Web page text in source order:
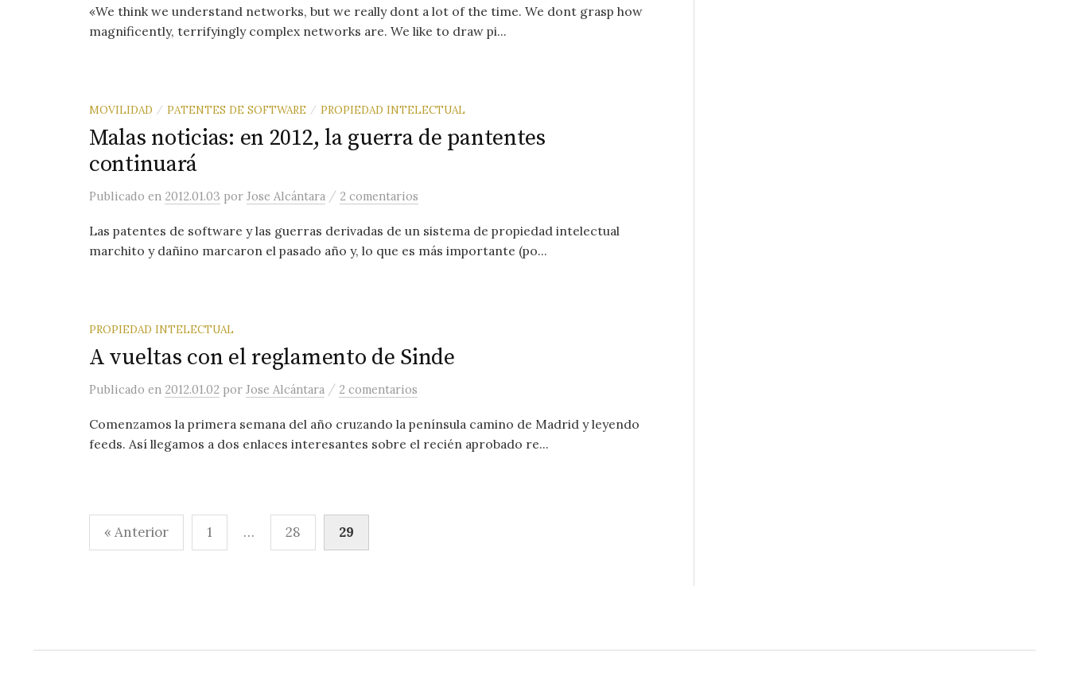
«We think we understand networks, but we really dont a lot of the time. We dont grasp how
magnificently, terrifyingly complex networks are. We like to draw pi...
MOVILIDAD / PATENTES DE SOFTWARE / PROPIEDAD INTELECTUAL
Malas noticias: en 2012, la guerra de pantentes
continuará
Publicado en 2012.01.03 por Jose Alcántara / 2 comentarios
Las patentes de software y las guerras derivadas de un sistema de propiedad intelectual
marchito y dañino marcaron el pasado año y, lo que es más importante (po...
PROPIEDAD INTELECTUAL
A vueltas con el reglamento de Sinde
Publicado en 2012.01.02 por Jose Alcántara / 2 comentarios
Comenzamos la primera semana del año cruzando la península camino de Madrid y leyendo
feeds. Así llegamos a dos enlaces interesantes sobre el recién aprobado re...
Paginación
« Anterior 1 … 28 29